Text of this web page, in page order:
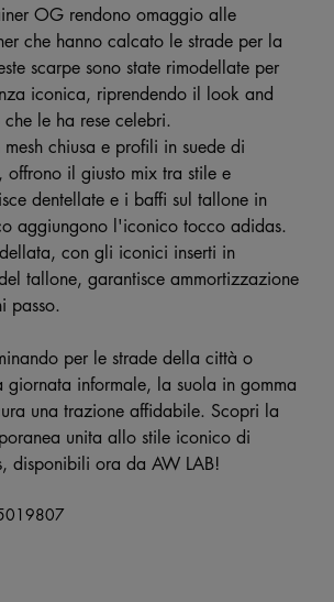
OG rendono omaggio alle
che hanno calcato le strade per la
scarpe sono state rimodellate per
iconica, riprendendo il look and
le ha rese celebri.
chiusa e profili in suede di
offrono il giusto mix tra stile e
dentellate e i baffi sul tallone in
aggiungono l'iconico tocco adidas.
con gli iconici inserti in
tallone, garantisce ammortizzazione
passo.
per le strade della città o
giornata informale, la suola in gomma
una trazione affidabile. Scopri la
unita allo stile iconico di
disponibili ora da AW LAB!